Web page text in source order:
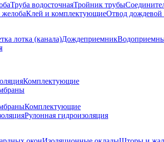
Труба водосточнаяТройник трубы
Клей и комплектующиеОтвод
лотка (канала)Дождеприемник
Комплектующие
Комплектующие
Рулонная гидроизоляция